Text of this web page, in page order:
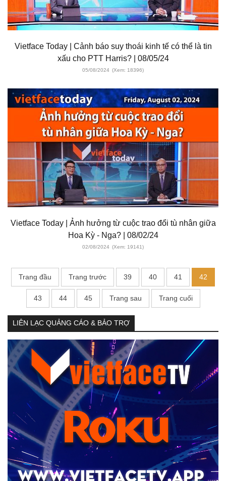
Vietface Today | Cảnh báo suy thoái kinh tế có thể là tin
xấu cho PTT Harris? | 08/05/24
05/08/2024 (Xem: 18396)
Vietface Today | Ảnh hưởng từ cuộc trao đổi tù nhân giữa
Hoa Kỳ - Nga? | 08/02/24
02/08/2024 (Xem: 19141)
Trang đầu Trang trước 39 40 41 42
43 44 45 Trang sau Trang cuối
LIÊN LẠC QUẢNG CÁO & BẢO TRỢ